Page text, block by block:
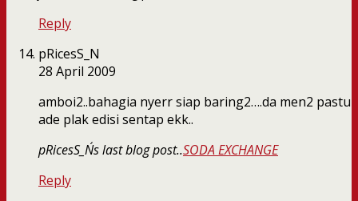
Reply
pRicesS_N
28 April 2009
amboi2..bahagia nyerr siap baring2….da men2 pastu
ade plak edisi sentap ekk..
pRicesS_N´s last blog post..SODA EXCHANGE
Reply